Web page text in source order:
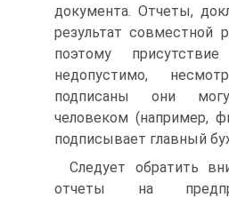
документа. Отчеты,
результат совместной
поэтому
недопустимо,
подписаны они
человеком (например,
подписывает главный
Следует обратить
отчеты на